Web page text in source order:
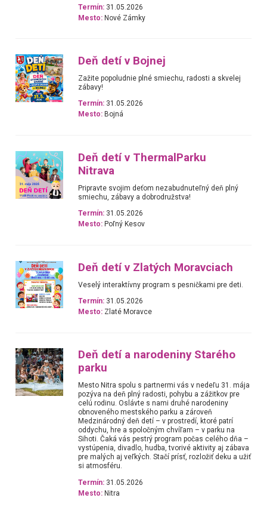
Termín: 31.05.2026
Mesto: Nové Zámky
Deň detí v Bojnej
Zažite popoludnie plné smiechu, radosti a skvelej
zábavy!
Termín: 31.05.2026
Mesto: Bojná
Deň detí v ThermalParku
Nitrava
Pripravte svojim deťom nezabudnuteľný deň plný
smiechu, zábavy a dobrodružstva!
Termín: 31.05.2026
Mesto: Poľný Kesov
Deň detí v Zlatých Moravciach
Veselý interaktívny program s pesničkami pre deti.
Termín: 31.05.2026
Mesto: Zlaté Moravce
Deň detí a narodeniny Starého
parku
Mesto Nitra spolu s partnermi vás v nedeľu 31. mája
pozýva na deň plný radosti, pohybu a zážitkov pre
celú rodinu. Oslávte s nami druhé narodeniny
obnoveného mestského parku a zároveň
Medzinárodný deň detí – v prostredí, ktoré patrí
oddychu, hre a spoločným chvíľam – v parku na
Sihoti. Čaká vás pestrý program počas celého dňa –
vystúpenia, divadlo, hudba, tvorivé aktivity aj zábava
pre malých aj veľkých. Stačí prísť, rozložiť deku a užiť
si atmosféru.
Termín: 31.05.2026
Mesto: Nitra